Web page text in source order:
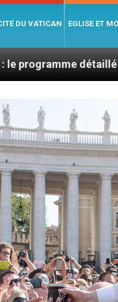
DU VATICAN EGLISE ET
de sa visite en